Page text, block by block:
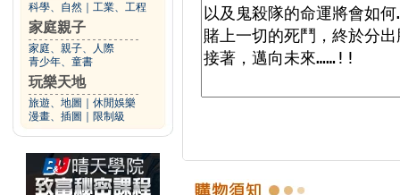
科學、自然 工業、工程
家庭親子
家庭、親子、人際
青少年、童書
玩樂天地
旅遊、地圖
休閒娛樂
漫畫、插圖
限制級